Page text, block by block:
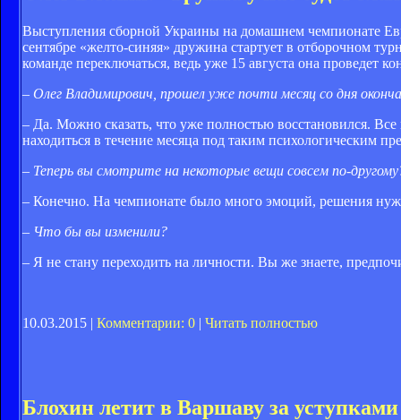
Выступления сборной Украины на домашнем чемпионате
сентябре «желто-синяя» дружина стартует в отборочном
команде переключаться, ведь уже 15 августа она проведет
– Олег Владимирович, прошел уже почти месяц со дня
– Да. Можно сказать, что уже полностью восстановился.
находиться в течение месяца под таким психологическим
– Теперь вы смотрите на некоторые вещи совсем по-
– Конечно. На чемпионате было много эмоций, решения
– Что бы вы изменили?
– Я не стану переходить на личности. Вы же знаете,
10.03.2015 | Комментарии: 0 | Читать полностью
Блохин летит в Варшаву за